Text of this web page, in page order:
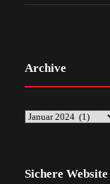
Archive
Sichere Website